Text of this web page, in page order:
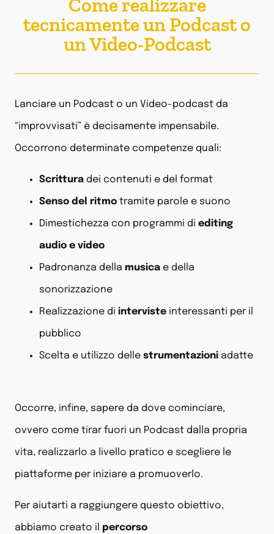
Come realizzare
tecnicamente un Podcast o
un Video-Podcast
Lanciare un Podcast o un Video-podcast da
“improvvisati” è decisamente impensabile.
Occorrono determinate competenze quali:
Scrittura dei contenuti e del format
Senso del ritmo tramite parole e suono
Dimestichezza con programmi di editing
audio e video
Padronanza della musica e della
sonorizzazione
Realizzazione di interviste interessanti per il
pubblico
Scelta e utilizzo delle strumentazioni adatte
Occorre, infine, sapere da dove cominciare,
ovvero come tirar fuori un Podcast dalla propria
vita, realizzarlo a livello pratico e scegliere le
piattaforme per iniziare a promuoverlo.
Per aiutarti a raggiungere questo obiettivo,
abbiamo creato il percorso